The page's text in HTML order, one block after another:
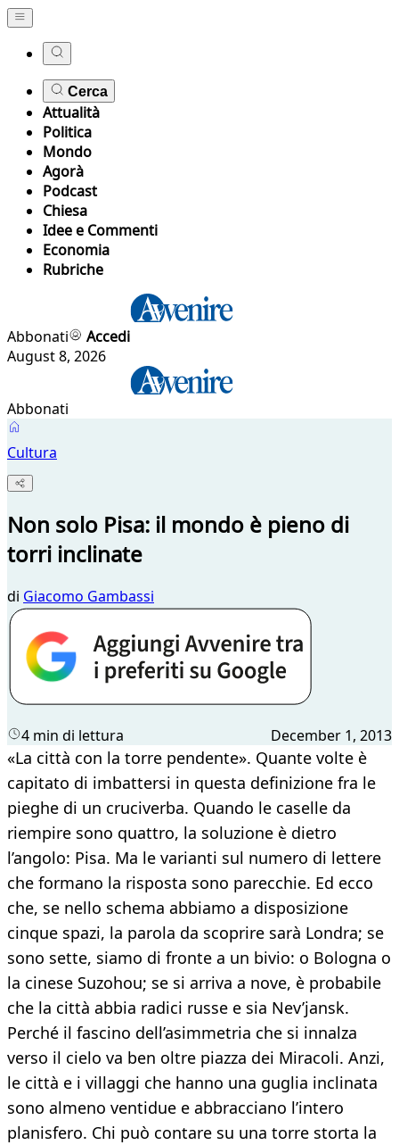
Cerca
Attualità
Politica
Mondo
Agorà
Podcast
Chiesa
Idee e Commenti
Economia
Rubriche
Abbonati
Accedi
August 8, 2026
Abbonati
Cultura
Non solo Pisa: il mondo è pieno di
torri inclinate
di Giacomo Gambassi
4 min di lettura December 1, 2013
​«La città con la torre pendente». Quante volte è
capitato di imbattersi in questa definizione fra le
pieghe di un cruciverba. Quando le caselle da
riempire sono quattro, la soluzione è dietro
l’angolo: Pisa. Ma le varianti sul numero di lettere
che formano la risposta sono parecchie. Ed ecco
che, se nello schema abbiamo a disposizione
cinque spazi, la parola da scoprire sarà Londra; se
sono sette, siamo di fronte a un bivio: o Bologna o
la cinese Suzohou; se si arriva a nove, è probabile
che la città abbia radici russe e sia Nev’jansk.
Perché il fascino dell’asimmetria che si innalza
verso il cielo va ben oltre piazza dei Miracoli. Anzi,
le città e i villaggi che hanno una guglia inclinata
sono almeno ventidue e abbracciano l’intero
planisfero. Chi può contare su una torre storta la